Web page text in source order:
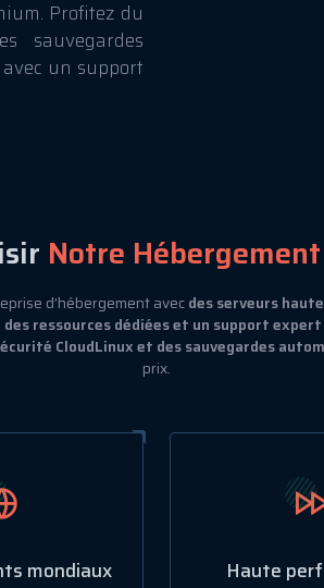
Profitez du
sauvegardes
un support
Notre
d’hébergement avecdes serveurs
ressources dédiées et un support
CloudLinux et des sauvegardes
prix.
mondiaux Haute